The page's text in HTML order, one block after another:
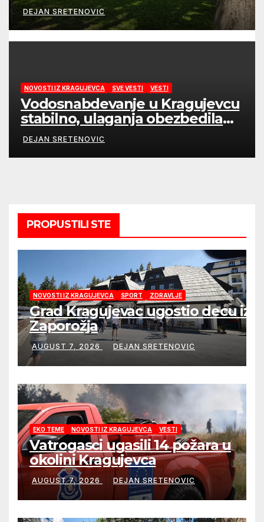
DEJAN SRETENOVIC
NOVOSTI IZ KRAGUJEVCA SVE VESTI VESTI
Vodosnabdevanje u Kragujevcu
stabilno, ulaganja obezbedila
sigurnije snabdevanje
DEJAN SRETENOVIC
PROPUSTILI STE
NOVOSTI IZ KRAGUJEVCA SPORT ZDRAVLJE
Grad Kragujevac ugostio decu iz
Zaporožja
AUGUST 7, 2026 DEJAN SRETENOVIC
EKO TEME NOVOSTI IZ KRAGUJEVCA VESTI
Vatrogasci ugasili 14 požara u
okolini Kragujevca
AUGUST 7, 2026 DEJAN SRETENOVIC